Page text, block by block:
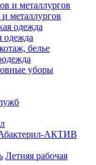
металлургов
одежда
белье
уборы
АКТИВ
Летняя рабочая